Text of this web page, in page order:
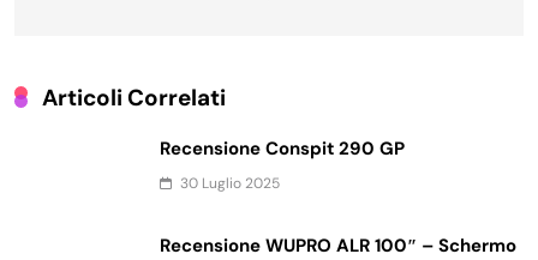
Articoli Correlati
Recensione Conspit 290 GP
30 Luglio 2025
Recensione WUPRO ALR 100″ – Schermo